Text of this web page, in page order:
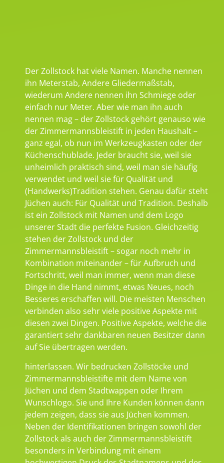
Der Zollstock hat viele Namen. Manche nennen
ihn Meterstab, Andere Gliedermaßstab,
wiederum Andere nennen ihn Schmiege oder
einfach nur Meter. Aber wie man ihn auch
nennen mag – der Zollstock gehört genauso wie
der Zimmermannsbleistift in jeden Haushalt –
ganz egal, ob nun im Werkzeugkasten oder der
Küchenschublade. Jeder braucht sie, weil sie
unheimlich praktisch sind, weil man sie häufig
verwendet und weil sie für Qualität und
(Handwerks)Tradition stehen. Genau dafür steht
Jüchen auch: Für Qualität und Tradition. Deshalb
ist ein Zollstock mit Namen und dem Logo
unserer Stadt die perfekte Fusion. Gleichzeitig
stehen der Zollstock und der
Zimmermannsbleistift – sogar noch mehr in
Kombination miteinander – für Aufbruch und
Fortschritt, weil man immer, wenn man diese
Dinge in die Hand nimmt, etwas Neues, noch
Besseres erschaffen will. Die meisten Menschen
verbinden also sehr viele positive Aspekte mit
diesen zwei Dingen. Positive Aspekte, welche die
garantiert sehr dankbaren neuen Besitzer dann
auf Sie übertragen werden.
hinterlassen. Wir bedrucken Zollstöcke und
Zimmermannsbleistifte mit dem Name von
Jüchen und dem Stadtwappen oder Ihrem
Wunschlogo. Sie und Ihre Kunden können dann
jedem zeigen, dass sie aus Jüchen kommen.
Neben der Identifikationen bringen sowohl der
Zollstock als auch der Zimmermannsbleistift
besonders in Verbindung mit einem